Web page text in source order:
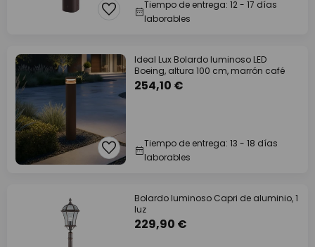
Tiempo de entrega: 12 - 17 días
laborables
Ideal Lux Bolardo luminoso LED
Boeing, altura 100 cm, marrón café
254,10 €
Tiempo de entrega: 13 - 18 días
laborables
Bolardo luminoso Capri de aluminio, 1
luz
229,90 €